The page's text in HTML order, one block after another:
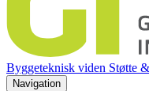
Byggeteknisk viden Støtte
Navigation